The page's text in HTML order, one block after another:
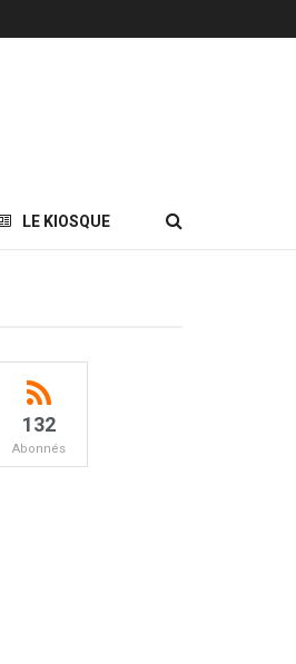
LE KIOSQUE
132
Abonnés